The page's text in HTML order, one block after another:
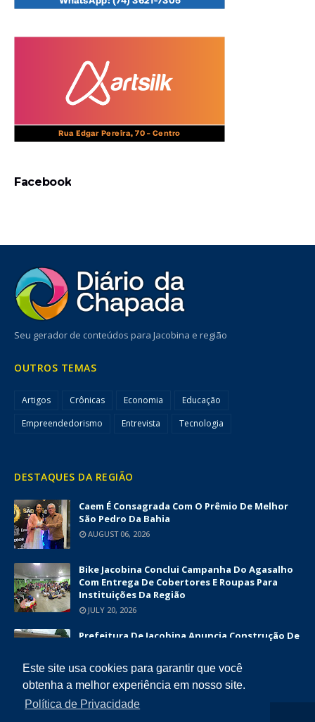
Este site usa cookies para garantir que você
obtenha a melhor experiência em nosso site.
Política de Privacidade
Facebook
Seu gerador de conteúdos para Jacobina e região
OUTROS TEMAS
Artigos Crônicas Economia
Educação
Empreendedorismo
Entrevista Tecnologia
DESTAQUES DA REGIÃO
Caem É Consagrada Com O Prêmio De Melhor
São Pedro Da Bahia
AUGUST 06, 2026
Bike Jacobina Conclui Campanha Do Agasalho
Com Entrega De Cobertores E Roupas Para
Instituições Da Região
JULY 20, 2026
Prefeitura De Jacobina Anuncia Construção De
Superior A R$ 1,7 Milhão
JUNE 12, 2026